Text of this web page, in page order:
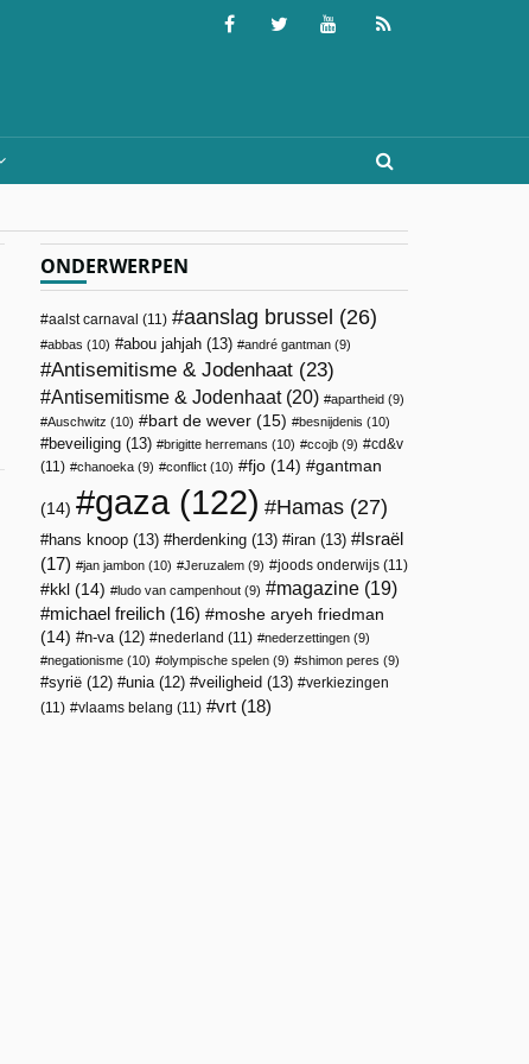
ONDERWERPEN
aalst carnaval (11) aanslag brussel (26)
abbas (10) abou jahjah (13) andré gantman (9)
Antisemitisme & Jodenhaat (23)
Antisemitisme & Jodenhaat(20) apartheid (9)
Auschwitz (10) bart de wever (15) besnijdenis (10)
beveiliging (13) brigitte herremans (10) ccojb (9)
cd&v
(11)
chanoeka (9) conflict (10) fjo (14) gantman
(14) gaza(122) Hamas (27)
hans knoop (13) herdenking (13) iran (13)
Israël
(17)
jan jambon (10) Jeruzalem (9) joods onderwijs (11)
kkl (14) ludo van campenhout (9) magazine (19)
michael freilich (16)
moshe aryeh friedman
(14)
n-va(12) nederland (11) nederzettingen (9)
negationisme (10) olympische spelen (9) shimon peres (9)
syrië (12) unia(12) veiligheid (13)
verkiezingen
(11)
vlaams belang (11) vrt (18)